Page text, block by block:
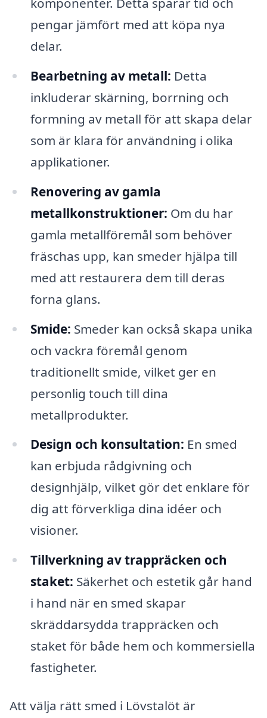
pengar jämfört med att köpa nya
delar.
Bearbetning av metall: Detta
inkluderar skärning, borrning och
formning av metall för att skapa delar
som är klara för användning i olika
applikationer.
Renovering av gamla
metallkonstruktioner: Om du har
gamla metallföremål som behöver
fräschas upp, kan smeder hjälpa till
med att restaurera dem till deras
forna glans.
Smide: Smeder kan också skapa unika
och vackra föremål genom
traditionellt smide, vilket ger en
personlig touch till dina
metallprodukter.
Design och konsultation: En smed
kan erbjuda rådgivning och
designhjälp, vilket gör det enklare för
dig att förverkliga dina idéer och
visioner.
Tillverkning av trappräcken och
staket: Säkerhet och estetik går hand
i hand när en smed skapar
skräddarsydda trappräcken och
staket för både hem och kommersiella
fastigheter.
Att välja rätt smed i Lövstalöt är